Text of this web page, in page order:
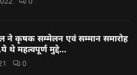
ने कृषक सम्मेलन एवं सम्मान समारोह
थे महत्वपूर्ण मुद्दे…
0